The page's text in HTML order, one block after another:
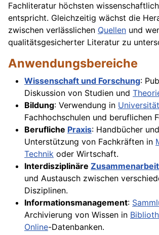
Fachliteratur höchsten
entspricht. Gleichzeitig wächst die
zwischen verlässlichen Quellen und
qualitätsgesicherter Literatur zu
Anwendungsbereiche
Wissenschaft und Forschung:
Diskussion von Studien und
Bildung: Verwendung in
Fachhochschulen und beruflichen
Berufliche Praxis: Handbücher
Unterstützung von Fachkräften in
Technik oder Wirtschaft.
Interdisziplinäre Zusammenarbeit
und Austausch zwischen
Disziplinen.
Informationsmanagement:
Archivierung von Wissen in
Online-Datenbanken.